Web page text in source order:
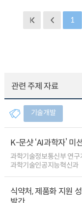
1
관련 주제 자료
기술개발
K-문샷 ‘AI과학자’ 미
과학기술정보통신부 연
과학기술인공지능혁신과
식약처, 제품화 지원